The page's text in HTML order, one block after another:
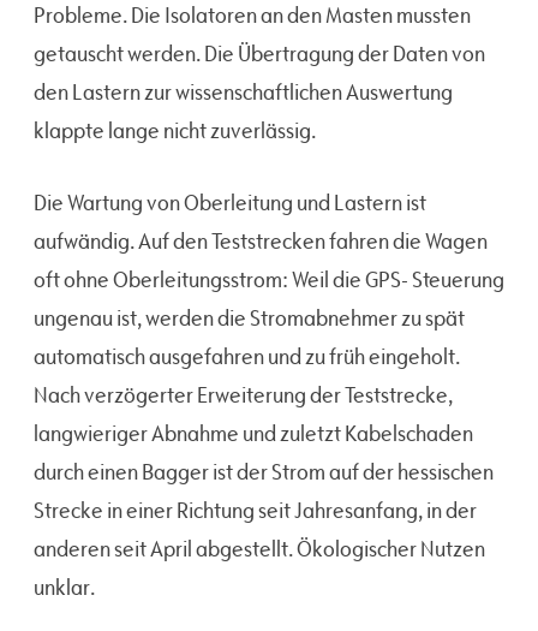
Probleme. Die Isolatoren an den Masten mussten
getauscht werden. Die Übertragung der Daten von
den Lastern zur wissenschaftlichen Auswertung
klappte lange nicht zuverlässig.
Die Wartung von Oberleitung und Lastern ist
aufwändig. Auf den Teststrecken fahren die Wagen
oft ohne Oberleitungsstrom: Weil die GPS- Steuerung
ungenau ist, werden die Stromabnehmer zu spät
automatisch ausgefahren und zu früh eingeholt.
Nach verzögerter Erweiterung der Teststrecke,
langwieriger Abnahme und zuletzt Kabelschaden
durch einen Bagger ist der Strom auf der hessischen
Strecke in einer Richtung seit Jahresanfang, in der
anderen seit April abgestellt. Ökologischer Nutzen
unklar.